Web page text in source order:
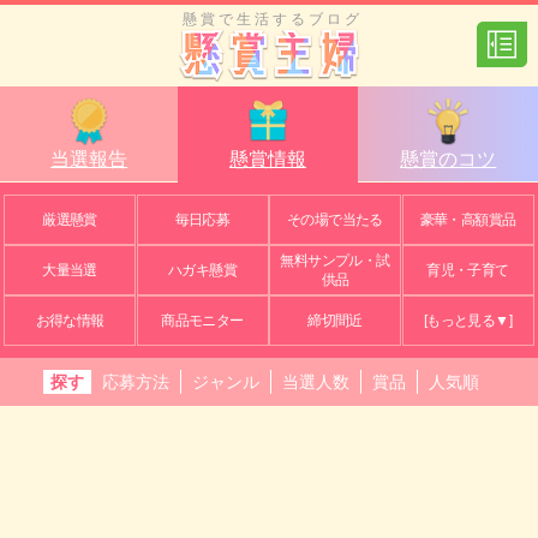
懸賞で生活するブログ
当選報告 懸賞情報 懸賞のコツ
厳選懸賞 毎日応募 その場で当たる 豪華・高額賞品
大量当選 ハガキ懸賞
無料サンプル・試
供品
育児・子育て
お得な情報 商品モニター 締切間近 [もっと見る▼]
探す 応募方法 ジャンル 当選人数 賞品 人気順